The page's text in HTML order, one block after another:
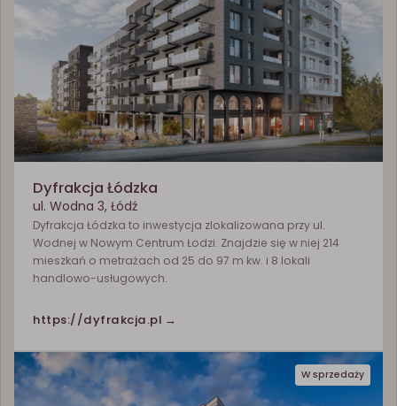
Dyfrakcja Łódzka
ul. Wodna 3, Łódź
Dyfrakcja Łódzka to inwestycja zlokalizowana przy ul.
Wodnej w Nowym Centrum Łodzi. Znajdzie się w niej 214
mieszkań o metrażach od 25 do 97 m kw. i 8 lokali
handlowo-usługowych.
https://dyfrakcja.pl →
W sprzedaży